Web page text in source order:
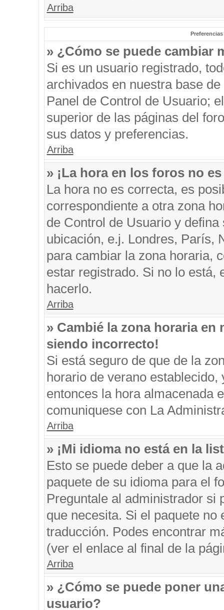
Arriba
» ¿Cómo se puede cambiar
Si es un usuario registrado,
archivados en nuestra base
Panel de Control de Usuario;
superior de las páginas del
sus datos y preferencias.
Arriba
» ¡La hora en los foros no
La hora no es correcta, es
correspondiente a otra zona
de Control de Usuario y
ubicación, e.j. Londres, París,
para cambiar la zona horaria,
estar registrado. Si no lo está,
hacerlo.
Arriba
» Cambié la zona horaria
siendo incorrecto!
Si está seguro de que de la
horario de verano
entonces la hora almacenada
comuniquese con La
Arriba
» ¡Mi idioma no está en la
Esto se puede deber a que la
paquete de su idioma para el
Preguntale al administrador si
que necesita. Si el paquete
traducción. Podes encontrar
(ver el enlace al final de la
Arriba
» ¿Cómo se puede poner
usuario?